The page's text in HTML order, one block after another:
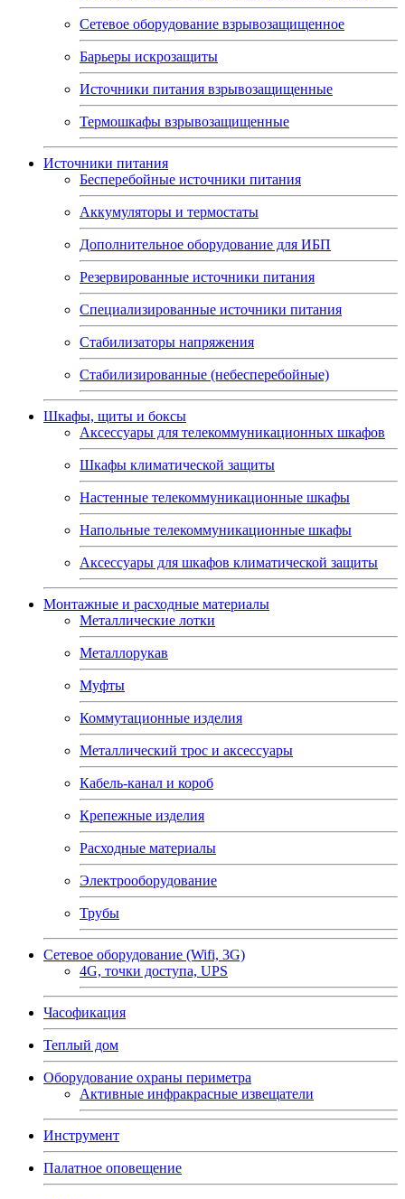
Сетевое оборудование взрывозащищенное
Барьеры искрозащиты
Источники питания взрывозащищенные
Термошкафы взрывозащищенные
Источники питания
Бесперебойные источники питания
Аккумуляторы и термостаты
Дополнительное оборудование для ИБП
Резервированные источники питания
Специализированные источники питания
Стабилизаторы напряжения
Стабилизированные (небесперебойные)
Шкафы, щиты и боксы
Аксессуары для телекоммуникационных шкафов
Шкафы климатической защиты
Настенные телекоммуникационные шкафы
Напольные телекоммуникационные шкафы
Аксессуары для шкафов климатической защиты
Монтажные и расходные материалы
Металлические лотки
Металлорукав
Муфты
Коммутационные изделия
Металлический трос и аксессуары
Кабель-канал и короб
Крепежные изделия
Расходные материалы
Электрооборудование
Трубы
Сетевое оборудование (Wifi, 3G)
4G, точки доступа, UPS
Часофикация
Теплый дом
Оборудование охраны периметра
Активные инфракрасные извещатели
Инструмент
Палатное оповещение